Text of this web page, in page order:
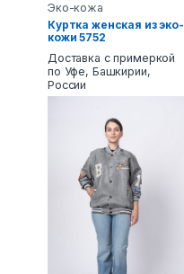
Эко-кожа
Куртка женская из эко-
кожи 5752
Доставка с примеркой
по Уфе, Башкирии,
России